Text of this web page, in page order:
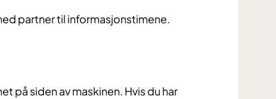
partner til informasjonstimene.
på siden av maskinen. Hvis du har